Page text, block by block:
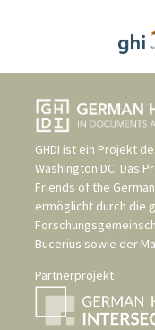
GHDI ist ein Projekt
Washington DC. Das
Friends of the
ermöglicht durch die
Bucerius sowie der
Partnerprojekt